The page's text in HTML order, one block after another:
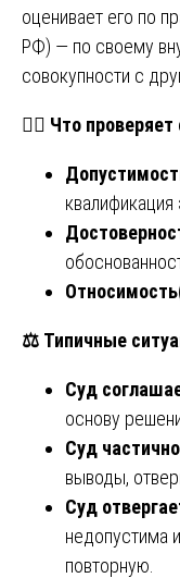
оценивает его по
РФ) — по своему
совокупности с
🧑 Что проверяет
квалификация
Относимость
⚖️ Типичные
Суд
основу
Суд
выводы,
Суд
недопустима
повторную.